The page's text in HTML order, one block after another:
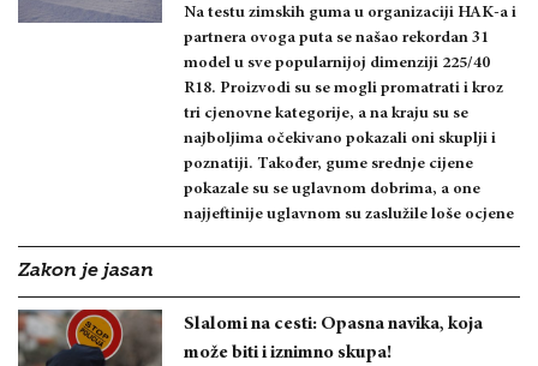
Na testu zimskih guma u organizaciji HAK-a i
partnera ovoga puta se našao rekordan 31
model u sve popularnijoj dimenziji 225/40
R18. Proizvodi su se mogli promatrati i kroz
tri cjenovne kategorije, a na kraju su se
najboljima očekivano pokazali oni skuplji i
poznatiji. Također, gume srednje cijene
pokazale su se uglavnom dobrima, a one
najjeftinije uglavnom su zaslužile loše ocjene
Zakon je jasan
Slalomi na cesti: Opasna navika, koja
može biti i iznimno skupa!